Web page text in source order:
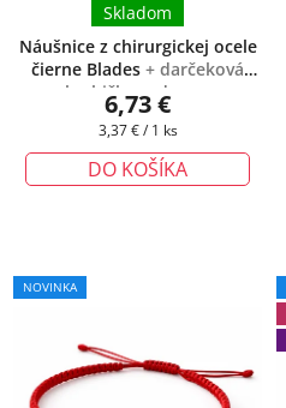
Náušnice z chirurgickej ocele
čierne Blades + darčeková
krabička zadarmo
Skladom
6,73 €
Jednotková
cena:
3,37 € / 1 ks
DO KOŠÍKA
NOVINKA